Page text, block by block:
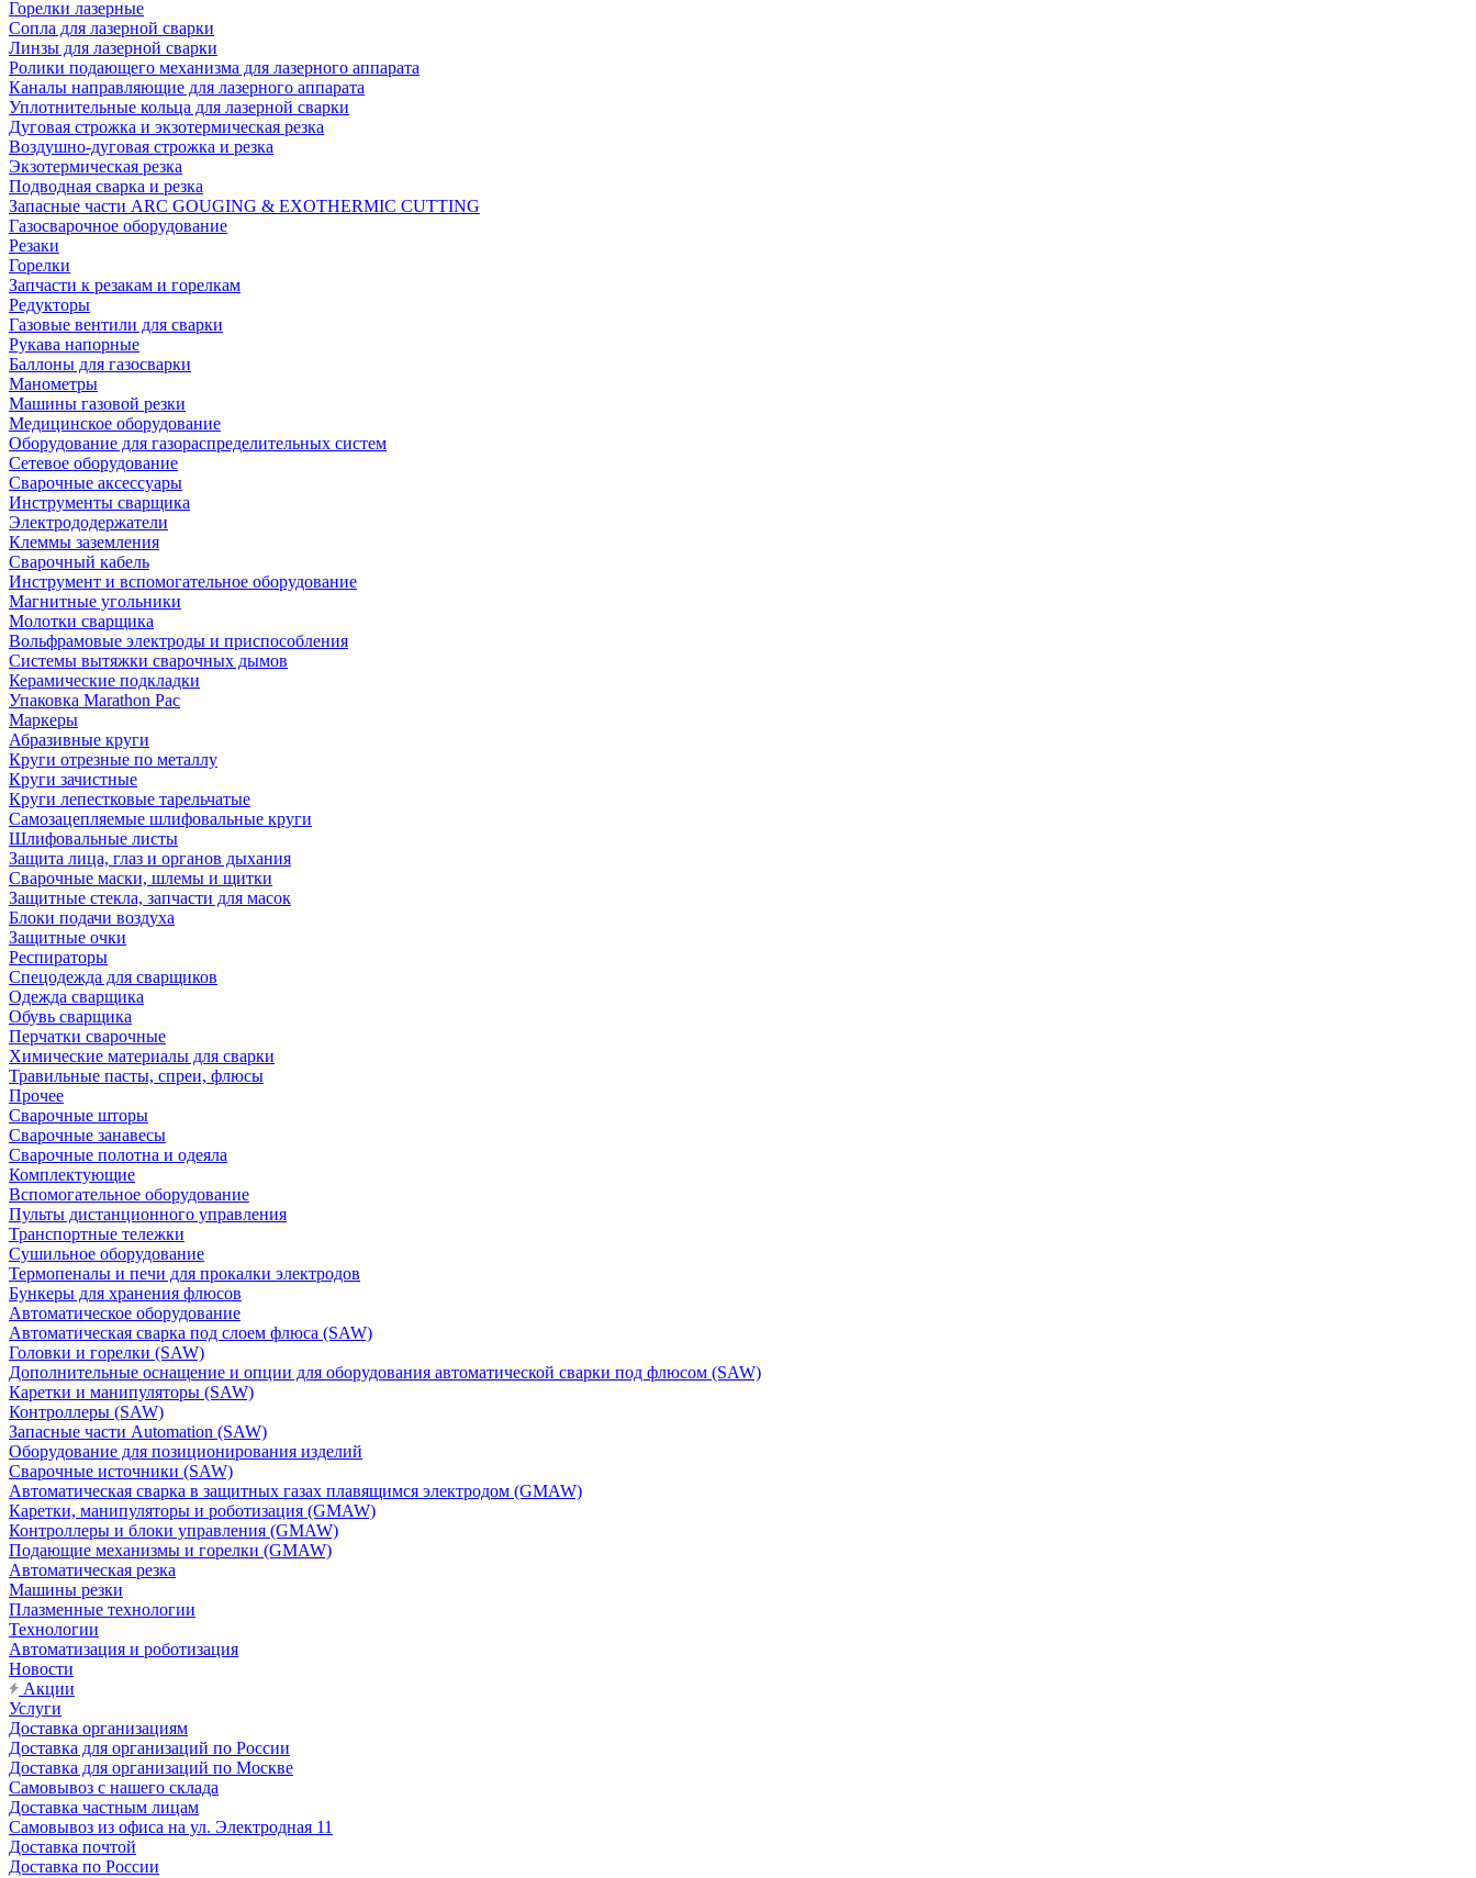
Горелки лазерные
Сопла для лазерной сварки
Линзы для лазерной сварки
Ролики подающего механизма для лазерного аппарата
Каналы направляющие для лазерного аппарата
Уплотнительные кольца для лазерной сварки
Дуговая строжка и экзотермическая резка
Воздушно-дуговая строжка и резка
Экзотермическая резка
Подводная сварка и резка
Запасные части ARC GOUGING & EXOTHERMIC CUTTING
Газосварочное оборудование
Резаки
Горелки
Запчасти к резакам и горелкам
Редукторы
Газовые вентили для сварки
Рукава напорные
Баллоны для газосварки
Манометры
Машины газовой резки
Медицинское оборудование
Оборудование для газораспределительных систем
Сетевое оборудование
Сварочные аксессуары
Инструменты сварщика
Электрододержатели
Клеммы заземления
Сварочный кабель
Инструмент и вспомогательное оборудование
Магнитные угольники
Молотки сварщика
Вольфрамовые электроды и приспособления
Системы вытяжки сварочных дымов
Керамические подкладки
Упаковка Marathon Pac
Маркеры
Абразивные круги
Круги отрезные по металлу
Круги зачистные
Круги лепестковые тарельчатые
Самозацепляемые шлифовальные круги
Шлифовальные листы
Защита лица, глаз и органов дыхания
Сварочные маски, шлемы и щитки
Защитные стекла, запчасти для масок
Блоки подачи воздуха
Защитные очки
Респираторы
Спецодежда для сварщиков
Одежда сварщика
Обувь сварщика
Перчатки сварочные
Химические материалы для сварки
Травильные пасты, спреи, флюсы
Прочее
Сварочные шторы
Сварочные занавесы
Сварочные полотна и одеяла
Комплектующие
Вспомогательное оборудование
Пульты дистанционного управления
Транспортные тележки
Сушильное оборудование
Термопеналы и печи для прокалки электродов
Бункеры для хранения флюсов
Автоматическое оборудование
Автоматическая сварка под слоем флюса (SAW)
Головки и горелки (SAW)
Дополнительные оснащение и опции для оборудования автоматической сварки под флюсом (SAW)
Каретки и манипуляторы (SAW)
Контроллеры (SAW)
Запасные части Automation (SAW)
Оборудование для позиционирования изделий
Сварочные источники (SAW)
Автоматическая сварка в защитных газах плавящимся электродом (GMAW)
Каретки, манипуляторы и роботизация (GMAW)
Контроллеры и блоки управления (GMAW)
Подающие механизмы и горелки (GMAW)
Автоматическая резка
Машины резки
Плазменные технологии
Технологии
Автоматизация и роботизация
Новости
Акции
Услуги
Доставка организациям
Доставка для организаций по России
Доставка для организаций по Москве
Самовывоз с нашего склада
Доставка частным лицам
Самовывоз из офиса на ул. Электродная 11
Доставка почтой
Доставка по России